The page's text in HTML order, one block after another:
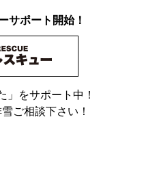
サポート開始！
」をサポート中！
ご相談下さい！